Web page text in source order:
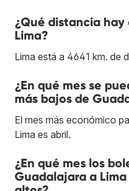
¿Qué distancia
Lima?
Lima está a 4641 km. de
¿En qué mes se
más bajos de
El mes más económico
Lima es abril.
¿En qué mes los
Guadalajara a